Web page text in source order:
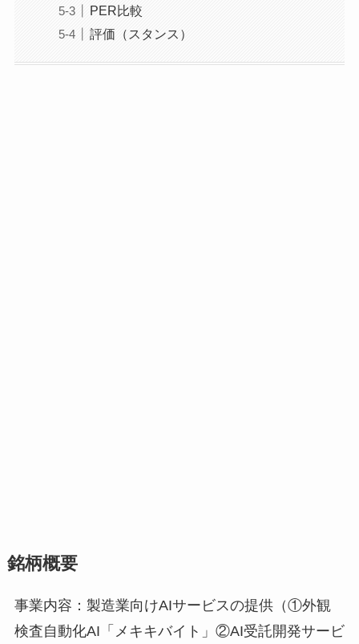
PER比較
評価（スタンス）
銘柄概要
事業内容：製造業向けAIサービスの提供（①外観
検査自動化AI「メキキバイト」②AI受託開発サービ